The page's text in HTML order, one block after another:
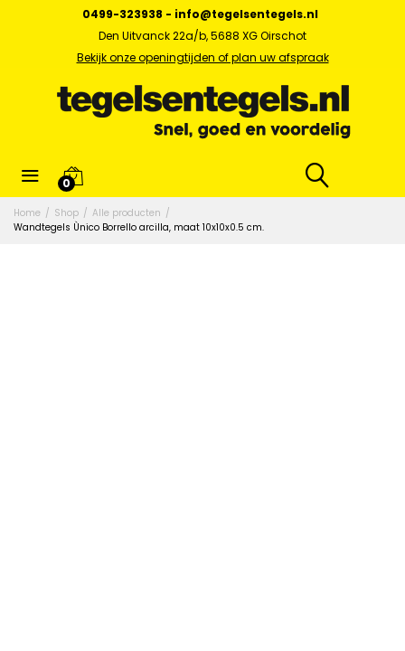
0499-323938 - info@tegelsentegels.nl
Den Uitvanck 22a/b, 5688 XG Oirschot
Bekijk onze openingtijden of plan uw afspraak
0
Home / Shop / Alle producten /
Wandtegels Ùnico Borrello arcilla, maat 10x10x0.5 cm.